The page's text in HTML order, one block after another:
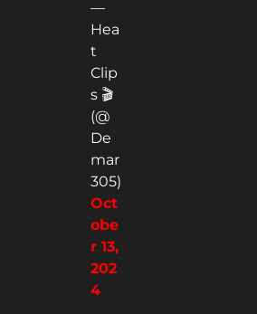
—
Hea
t
Clip
s 🎬
(@
De
mar
305)
Oct
obe
r 13,
202
4